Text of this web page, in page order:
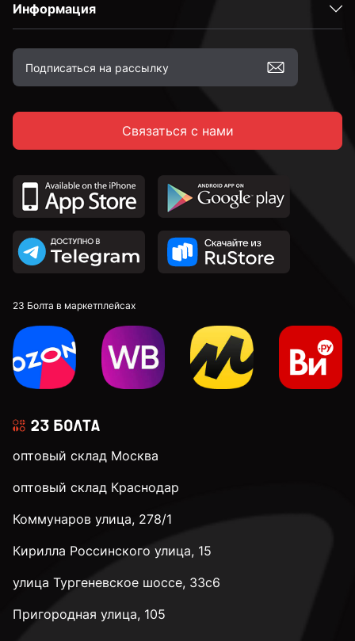
Информация
Связаться с нами
23 Болта в маркетплейсах
оптовый склад Москва
оптовый склад Краснодар
Коммунаров улица, 278/1
Кирилла Россинского улица, 15
улица Тургеневское шоссе, 33с6
Пригородная улица, 105